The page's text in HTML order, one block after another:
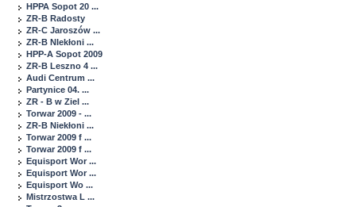
HPPA Sopot 20 ...
ZR-B Radosty
ZR-C Jaroszów ...
ZR-B NIekłoni ...
HPP-A Sopot 2009
ZR-B Leszno 4 ...
Audi Centrum ...
Partynice 04. ...
ZR - B w Ziel ...
Torwar 2009 - ...
ZR-B Niekłoni ...
Torwar 2009 f ...
Torwar 2009 f ...
Equisport Wor ...
Equisport Wor ...
Equisport Wo ...
Mistrzostwa L ...